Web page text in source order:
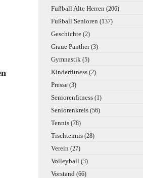
Fußball Alte Herren (206)
Fußball Senioren (137)
Geschichte (2)
Graue Panther(3)
Gymnastik (5)
Kinderfitness (2)
Presse (3)
Seniorenfitness (1)
Seniorenkreis (56)
Tennis (78)
Tischtennis (28)
Verein (27)
Volleyball (3)
Vorstand (66)